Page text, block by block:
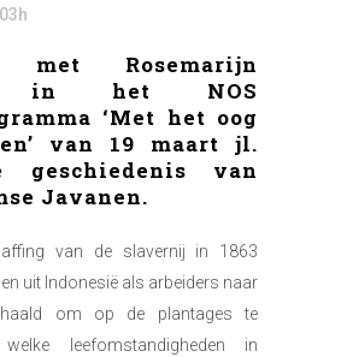
met Rosemarijn
in het NOS
‘Met het oog
van 19 maart jl.
geschiedenis van
Javanen.
van de slavernij in 1863
uit Indonesië als arbeiders naar
om op de plantages te
leefomstandigheden in